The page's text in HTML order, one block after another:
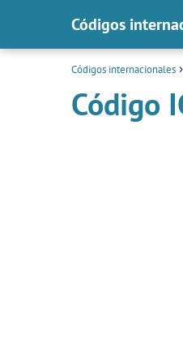
Códigos
Códigos internacionales
Código